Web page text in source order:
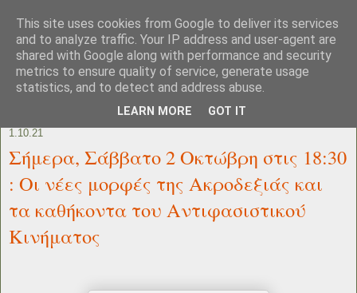
1.10.21
Σήμερα, Σάββατο 2 Οκτώβρη στις 18:30
: Οι νέες μορφές της Ακροδεξιάς και
τα καθήκοντα του Αντιφασιστικού
Κινήματος
This site uses cookies from Google to deliver its services
and to analyze traffic. Your IP address and user-agent are
shared with Google along with performance and security
metrics to ensure quality of service, generate usage
statistics, and to detect and address abuse.
LEARN MORE GOT IT